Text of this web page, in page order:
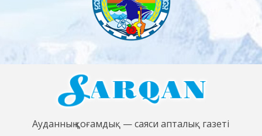
Ауданның қоғамдық — саяси апталық газеті